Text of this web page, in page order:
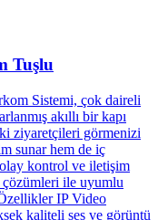
Tuşlu
Sistemi, çok daireli
akıllı bir kapı
ziyaretçileri görmenizi
sunar hem de iç
kontrol ve iletişim
çözümleri ile uyumlu
IP Video
kaliteli ses ve görüntü